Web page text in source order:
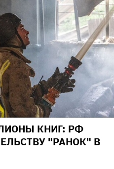
КНИГ: РФ
"РАНОК" В